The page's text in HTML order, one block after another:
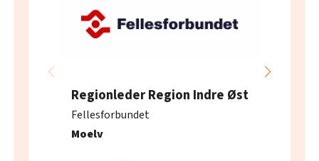
Regionleder Region Indre Øst
Fellesforbundet
Moelv